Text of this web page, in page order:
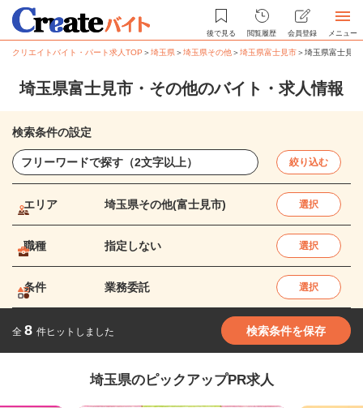
後で見る 閲覧履歴 会員登録 メニュー
クリエイトバイト・パート求人TOP ＞埼玉県＞埼玉県その他＞埼玉県富士見市＞埼玉県富士見
埼玉県富士見市・その他のバイト・求人情報
検索条件の設定
絞り込む
エリア 埼玉県その他(富士見市) 選択
職種 指定しない 選択
条件 業務委託 選択
全 8 件ヒットしました 検索条件を保存
埼玉県のピックアップPR求人